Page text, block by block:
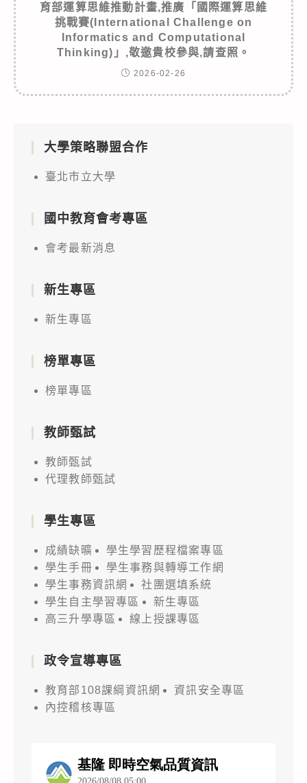
育部運算思維推動計畫,推廣「國際運算思維
挑戰賽(International Challenge on
Informatics and Computational
Thinking)」,敬邀貴校參與,請查照。
2026-02-26
大學策略聯盟合作
臺北市立大學
國中教育會考專區
會考最新消息
新生專區
新生專區
榜單專區
榜單專區
教師甄試
教師甄試
代理教師甄試
學生專區
成績缺曠
學生學習歷程檔案專區
學生手冊
學生事務與轉導工作網
學生事務資訊網
社團選填系統
學生自主學習專區
新生專區
高三升學專區
線上授課專區
政令宣導專區
教育部108課綱資訊網
資訊安全專區
內控稽核專區